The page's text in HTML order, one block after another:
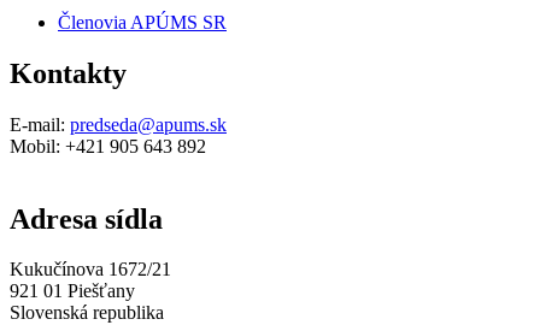
Členovia APÚMS SR
Kontakty
E-mail: predseda@apums.sk
Mobil: +421 905 643 892
Adresa sídla
Kukučínova 1672/21
921 01 Piešťany
Slovenská republika